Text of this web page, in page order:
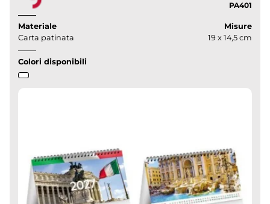
PA401
Materiale
Carta patinata
Misure
19 x 14,5 cm
Colori disponibili